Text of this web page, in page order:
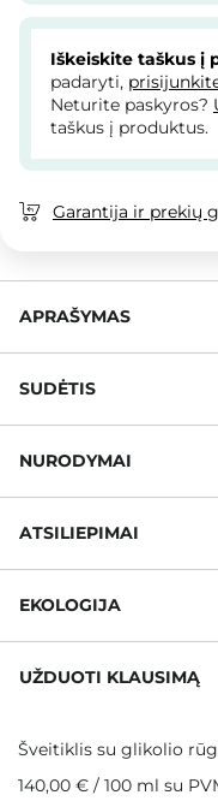
Iškeiskite taškus į
padaryti,
Neturite paskyros?
taškus į produktus.
Garantija ir prekių
APRAŠYMAS
SUDĖTIS
NURODYMAI
ATSILIEPIMAI
EKOLOGIJA
UŽDUOTI KLAUSIMĄ
Šveitiklis su glikolio
140,00 € / 100 ml su